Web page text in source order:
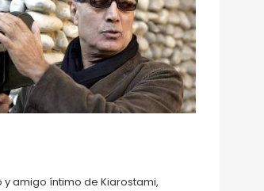
amigo íntimo de Kiarostami,